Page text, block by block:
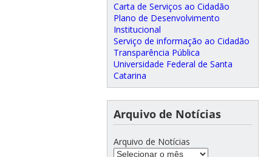
Carta de Serviços ao Cidadão
Plano de Desenvolvimento
Institucional
Serviço de informação ao Cidadão
Transparência Pública
Universidade Federal de Santa
Catarina
Arquivo de Notícias
Arquivo de Notícias